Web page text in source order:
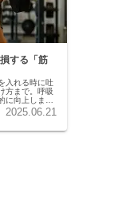
する「筋
入れる時に吐
方まで。呼吸
に向上しま
2025.06.21